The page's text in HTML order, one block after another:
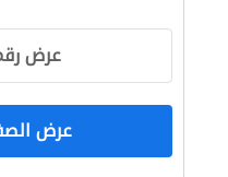
عرض
عرض